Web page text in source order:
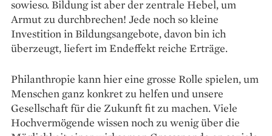
sowieso. Bildung ist aber der zentrale Hebel, um
Armut zu durchbrechen! Jede noch so kleine
Investition in Bildungs­angebote, davon bin ich
überzeugt, liefert im End­effekt reiche Erträge.
Philanthropie kann hier eine grosse Rolle spielen, um
Menschen ganz konkret zu helfen und unsere
Gesellschaft für die Zukunft fit zu machen. Viele
Hochvermögende wissen noch zu wenig über die